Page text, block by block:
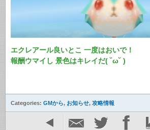
エクレアール良いとこ 一度はおいで！
報酬ウマイし 景色はキレイだ( ˘ω˘ )
Categories: GMから, お知らせ, 攻略情報